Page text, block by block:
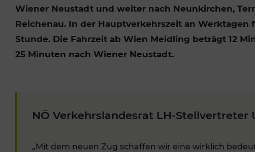
Wiener Neustadt und weiter nach Neunkirchen,
Reichenau. In der Hauptverkehrszeit an Werktagen
Stunde. Die Fahrzeit ab Wien Meidling beträgt 12
25 Minuten nach Wiener Neustadt.
NÖ Verkehrslandesrat LH-Stellvertreter
„Mit dem neuen Zug schaffen wir eine wirklich